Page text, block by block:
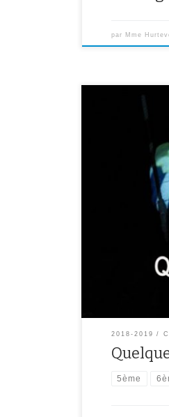
par Mme
Tout au long de
Molière) ont
collabore avec
Chaque classe a
2018-2019
5ème